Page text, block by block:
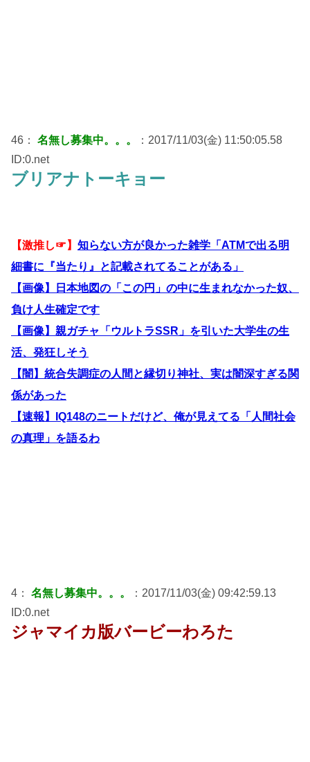
46： 名無し募集中。。。
：2017/11/03(金) 11:50:05.58
ID:0.net
ブリアナトーキョー
【激推し☞】 知らない方が良かった雑学「ATMで出る明
細書に『当たり』と記載されてることがある」
【画像】日本地図の「この円」の中に生まれなかった奴、
負け人生確定です
【画像】親ガチャ「ウルトラSSR」を引いた大学生の生
活、発狂しそう
【闇】統合失調症の人間と縁切り神社、実は闇深すぎる関
係があった
【速報】IQ148のニートだけど、俺が見えてる「人間社会
の真理」を語るわ
4： 名無し募集中。。。
：2017/11/03(金) 09:42:59.13
ID:0.net
ジャマイカ版バービーわろた